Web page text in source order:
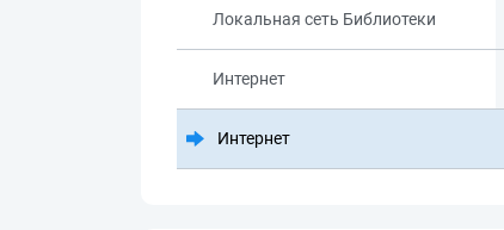
Локальная сеть Библиотеки
Интернет
Интернет